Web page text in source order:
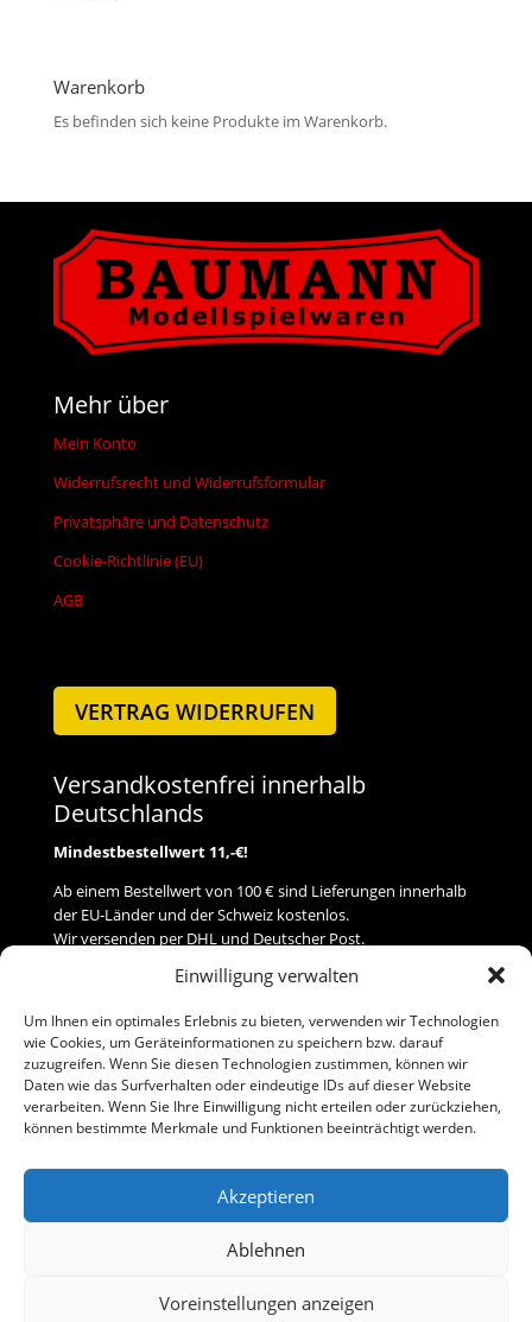
Einwilligung verwalten
Um Ihnen ein optimales Erlebnis zu bieten, verwenden wir Technologien
wie Cookies, um Geräteinformationen zu speichern bzw. darauf
zuzugreifen. Wenn Sie diesen Technologien zustimmen, können wir
Daten wie das Surfverhalten oder eindeutige IDs auf dieser Website
verarbeiten. Wenn Sie Ihre Einwilligung nicht erteilen oder zurückziehen,
können bestimmte Merkmale und Funktionen beeinträchtigt werden.
Akzeptieren
Ablehnen
Voreinstellungen anzeigen
Warenkorb
Es befinden sich keine Produkte im Warenkorb.
Mehr über
Mein Konto
Widerrufsrecht und Widerrufsformular
Privatsphäre und Datenschutz
Cookie-Richtlinie (EU)
AGB
VERTRAG WIDERRUFEN
Versandkostenfrei innerhalb
Deutschlands
Mindestbestellwert 11,-€!
Ab einem Bestellwert von 100 € sind Lieferungen innerhalb
der EU-Länder und der Schweiz kostenlos.
Wir versenden per DHL und Deutscher Post.
Versand
Zahlung
Baumann Modellspielwaren
Telefon (0 91 61) 33 84